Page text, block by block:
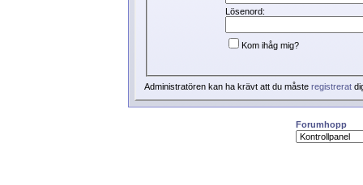
Lösenord:
Kom ihåg mig?
Administratören kan ha krävt att du måste registrerat
Forumhopp